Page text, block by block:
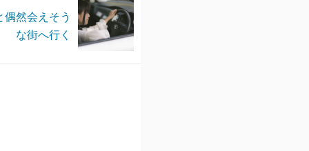
然会えそう
な街へ行く